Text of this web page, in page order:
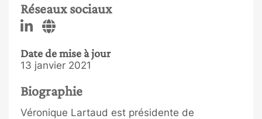
Réseaux sociaux
Date de mise à jour
13 janvier 2021
Biographie
Véronique Lartaud est présidente de